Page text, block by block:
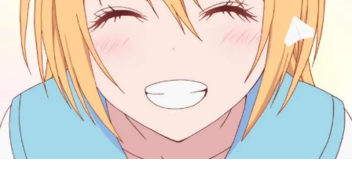
el
mejor
ejemplo
de
Vine,
Ví,
Vencí
(Nisekoi)